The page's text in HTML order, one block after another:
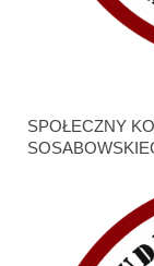
SPOŁECZNY